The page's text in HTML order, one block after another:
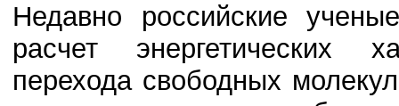
Недавно российские
расчет энергетических
перехода свободных